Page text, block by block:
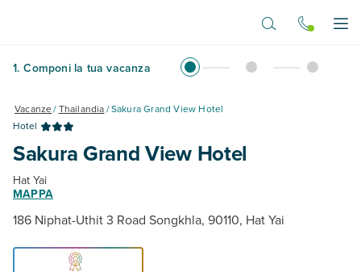
1. Componi la tua vacanza
Vacanze/Thailandia/Sakura Grand View Hotel
Hotel
Sakura Grand View Hotel
Hat Yai
MAPPA
186 Niphat-Uthit 3 Road Songkhla, 90110, Hat Yai